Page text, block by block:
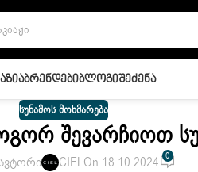
ᲑრენდებიᲑლოგიᲨეძენა
ᲡᲣᲜᲐᲛᲝᲡ ᲛᲝᲮᲛᲐᲠᲔᲑᲐ
Შევარჩიოთ
CIELOn 18.10.2024 0